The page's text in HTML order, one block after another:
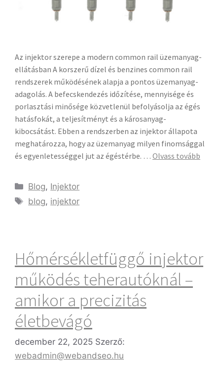
Az injektor szerepe a modern common rail üzemanyag-
ellátásban A korszerű dízel és benzines common rail
rendszerek működésének alapja a pontos üzemanyag-
adagolás. A befecskendezés időzítése, mennyisége és
porlasztási minősége közvetlenül befolyásolja az égés
hatásfokát, a teljesítményt és a károsanyag-
kibocsátást. Ebben a rendszerben az injektor állapota
meghatározza, hogy az üzemanyag milyen finomsággal
és egyenletességgel jut az égéstérbe. … Olvass tovább
Blog, Injektor
blog, injektor
Hőmérsékletfüggő injektor
működés teherautóknál –
amikor a precizitás
életbevágó
december 22, 2025 Szerző:
webadmin@webandseo.hu